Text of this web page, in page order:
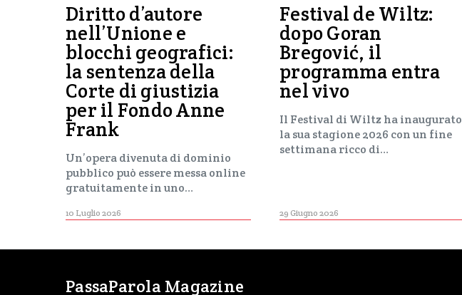
Diritto d’autore
nell’Unione e
blocchi geografici:
la sentenza della
Corte di giustizia
per il Fondo Anne
Frank
Un’opera divenuta di dominio
pubblico può essere messa online
gratuitamente in uno…
10 Luglio 2026
Festival de Wiltz:
dopo Goran
Bregović, il
programma entra
nel vivo
Il Festival di Wiltz ha inaugurato
la sua stagione 2026 con un fine
settimana ricco di…
29 Giugno 2026
PassaParola Magazine